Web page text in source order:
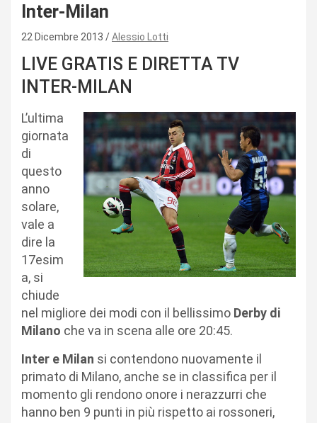
Inter-Milan
22 Dicembre 2013 Alessio Lotti
LIVE GRATIS E DIRETTA TV
INTER-MILAN
L’ultima
giornata
di
questo
anno
solare,
vale a
dire la
17esim
a, si
chiude
nel migliore dei modi con il bellissimo Derby di
Milano che va in scena alle ore 20:45.
Inter e Milan si contendono nuovamente il
primato di Milano, anche se in classifica per il
momento gli rendono onore i nerazzurri che
hanno ben 9 punti in più rispetto ai rossoneri,